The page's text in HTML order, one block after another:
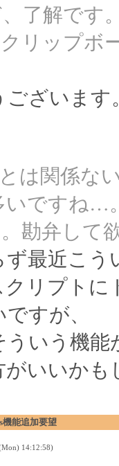
了解です
リップボ
ございま
は関係な
いですね…
勘弁して
ず最近こ
クリプトに
すが、
ういう機能
がいいかも
能追加要望
14:12:58)